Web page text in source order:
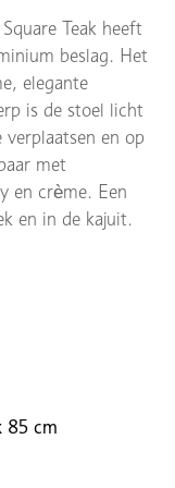
Teak heeft
beslag. Het
elegante
is de stoel licht
en op
met
en crème. Een
en in de kajuit.
85 cm